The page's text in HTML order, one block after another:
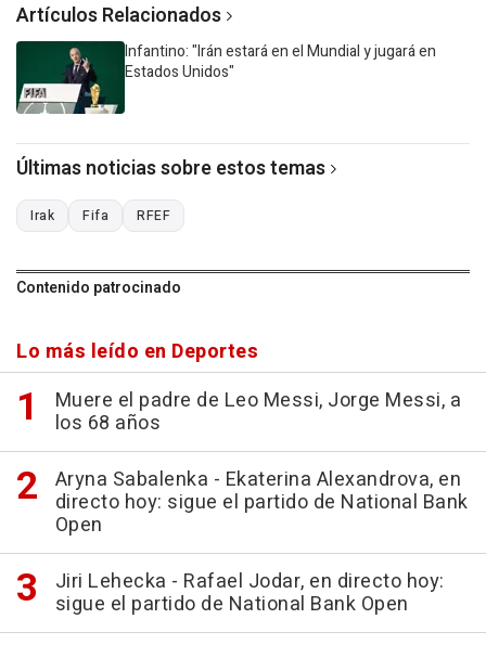
Artículos Relacionados
Infantino: "Irán estará en el Mundial y jugará en
Estados Unidos"
Últimas noticias sobre estos temas
Irak Fifa RFEF
Contenido patrocinado
Lo más leído en Deportes
Muere el padre de Leo Messi, Jorge Messi, a
los 68 años
Aryna Sabalenka - Ekaterina Alexandrova, en
directo hoy: sigue el partido de National Bank
Open
Jiri Lehecka - Rafael Jodar, en directo hoy:
sigue el partido de National Bank Open